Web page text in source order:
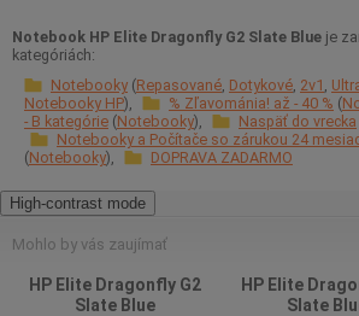
Notebook HP Elite Dragonfly G2 Slate Blue je
kategóriách:
Notebooky Repasované Dotykové 2v1
Notebooky HP
% Zľavománia! až - 40 %
- B kategórie Notebooky Naspäť do vrecka
Notebooky a Počítače so zárukou 24
Notebooky
DOPRAVA ZADARMO
High-contrast mode
Mohlo by vás zaujímať
HP Elite Dragonfly G2
Slate Blue
HP Elite
Slate